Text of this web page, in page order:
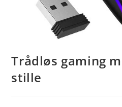
Trådløs gaming
stille